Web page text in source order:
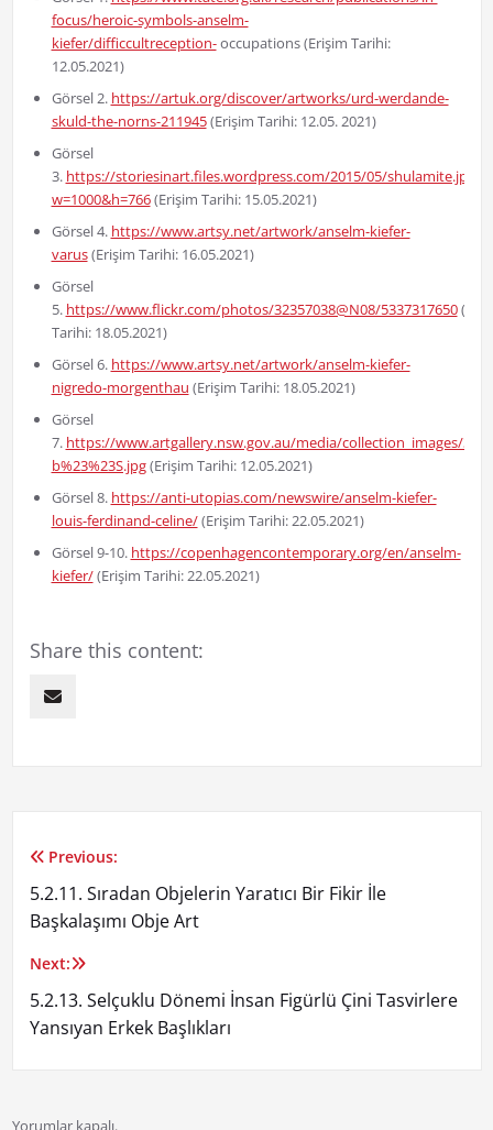
focus/heroic-symbols-anselm-
kiefer/difficcultreception-occupations (Erişim Tarihi:
12.05.2021)
Görsel 2. https://artuk.org/discover/artworks/urd-werdande-
skuld-the-norns-211945(Erişim Tarihi: 12.05. 2021)
Görsel
3. https://storiesinart.files.wordpress.com/2015/05/shulamite.jpg?
w=1000&h=766(Erişim Tarihi: 15.05.2021)
Görsel 4. https://www.artsy.net/artwork/anselm-kiefer-
varus(Erişim Tarihi: 16.05.2021)
Görsel
5. https://www.flickr.com/photos/32357038@N08/5337317650
Tarihi: 18.05.2021)
Görsel 6. https://www.artsy.net/artwork/anselm-kiefer-
nigredo-morgenthau (Erişim Tarihi: 18.05.2021)
Görsel
7. https://www.artgallery.nsw.gov.au/media/collection_images/3/
b%23%23S.jpg(Erişim Tarihi: 12.05.2021)
Görsel 8. https://anti-utopias.com/newswire/anselm-kiefer-
louis-ferdinand-celine/(Erişim Tarihi: 22.05.2021)
Görsel 9-10. https://copenhagencontemporary.org/en/anselm-
kiefer/(Erişim Tarihi: 22.05.2021)
Share this content:
Yazı
gezinmesi
Previous:
5.2.11. Sıradan Objelerin Yaratıcı Bir Fikir İle
Başkalaşımı Obje Art
Next:
5.2.13. Selçuklu Dönemi İnsan Figürlü Çini Tasvirlere
Yansıyan Erkek Başlıkları
Yorumlar kapalı.